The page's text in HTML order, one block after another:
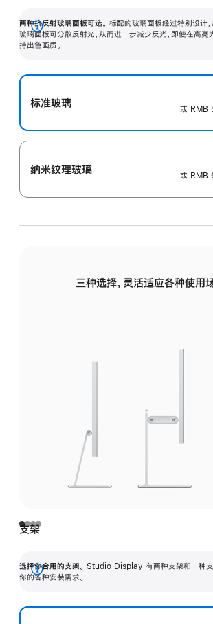
两种抗反射玻璃面板可选。 标配的玻璃面板经过特别设计
玻璃面板可分散反射光，从而进一步减少反光，即使在高
持出色画质。
展
开
标准玻璃
或 RMB
纳米纹理玻璃
或 RMB
三种选择，灵活适应各种使用
支架
选择你合用的支架。 Studio Display 有两种支架和一种支
你的各种安装需求。
展